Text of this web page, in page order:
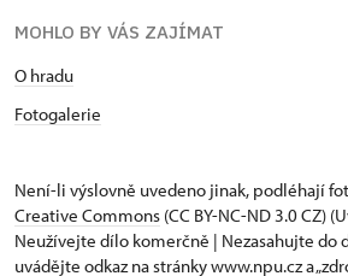
MOHLO BY VÁS ZAJÍMAT
O hradu
Fotogalerie
Není-li výslovně uvedeno jinak, podléhají
Creative Commons (CC BY-NC-ND 3.0 CZ)
Neužívejte dílo komerčně | Nezasahujte do
uvádějte odkaz na stránky www.npu.cz a